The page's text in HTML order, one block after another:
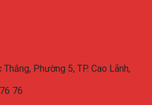
Phường 5, TP. Cao Lãnh,
76